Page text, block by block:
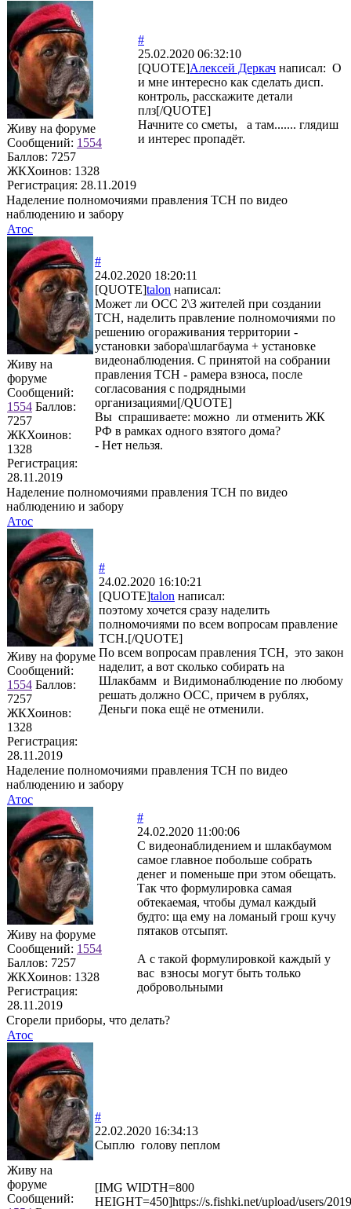
Живу на форуме
Сообщений: 1554
Баллов: 7257
ЖКХоинов: 1328
Регистрация: 28.11.2019
#
25.02.2020 06:32:10
[QUOTE]Алексей Деркач написал: О
и мне интересно как сделать дисп.
контроль, расскажите детали
плз[/QUOTE]
Начните со сметы, а там....... глядиш
и интерес пропадёт.
Наделение полномочиями правления ТСН по видео
наблюдению и забору
Атос
Живу на
форуме
Сообщений:
1554 Баллов:
7257
ЖКХоинов:
1328
Регистрация:
28.11.2019
#
24.02.2020 18:20:11
[QUOTE]talon написал:
Может ли ОСС 2\3 жителей при создании
ТСН, наделить правление полномочиями по
решению огораживания территории -
установки забора\шлагбаума + установке
видеонаблюдения. С принятой на собрании
правления ТСН - рамера взноса, после
согласования с подрядными
организациями[/QUOTE]
Вы спрашиваете: можно ли отменить ЖК
РФ в рамках одного взятого дома?
- Нет нельзя.
Наделение полномочиями правления ТСН по видео
наблюдению и забору
Атос
Живу на форуме
Сообщений:
1554 Баллов:
7257
ЖКХоинов:
1328
Регистрация:
28.11.2019
#
24.02.2020 16:10:21
[QUOTE]talon написал:
поэтому хочется сразу наделить
полномочиями по всем вопросам правление
ТСН.[/QUOTE]
По всем вопросам правления ТСН, это закон
наделит, а вот сколько собирать на
Шлакбамм и Видимонаблюдение по любому
решать должно ОСС, причем в рублях,
Деньги пока ещё не отменили.
Наделение полномочиями правления ТСН по видео
наблюдению и забору
Атос
Живу на форуме
Сообщений: 1554
Баллов: 7257
ЖКХоинов: 1328
Регистрация:
28.11.2019
#
24.02.2020 11:00:06
С видеонаблидением и шлакбаумом
самое главное побольше собрать
денег и поменьше при этом обещать.
Так что формулировка самая
обтекаемая, чтобы думал каждый
будто: ща ему на ломаный грош кучу
пятаков отсыпят.
А с такой формулировкой каждый у
вас взносы могут быть только
добровольными
Сгорели приборы, что делать?
Атос
Живу на
форуме
Сообщений:
#
22.02.2020 16:34:13
Сыплю голову пеплом
[IMG WIDTH=800
HEIGHT=450]https://s.fishki.net/upload/users/